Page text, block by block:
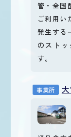
管・全国
ご利用い
発生する
のスト
す。
事業所